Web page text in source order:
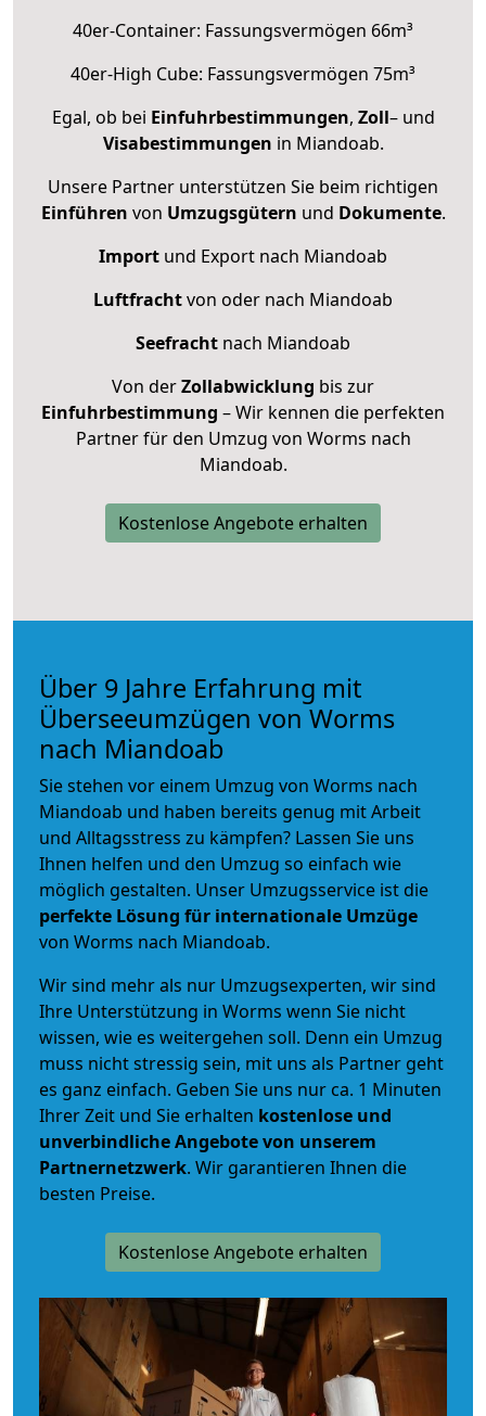
40er-Container: Fassungsvermögen 66m³
40er-High Cube: Fassungsvermögen 75m³
Egal, ob bei Einfuhrbestimmungen, Zoll– und
Visabestimmungen in Miandoab.
Unsere Partner unterstützen Sie beim richtigen
Einführen von Umzugsgütern und Dokumente.
Import und Export nach Miandoab
Luftfrachtvon oder nach Miandoab
Seefracht nach Miandoab
Von derZollabwicklung bis zur
Einfuhrbestimmung – Wir kennen die perfekten
Partner für den Umzug von Worms nach
Miandoab.
Kostenlose Angebote erhalten
Über 9 Jahre Erfahrung mit
Überseeumzügen von Worms
nach Miandoab
Sie stehen vor einem Umzug von Worms nach
Miandoab und haben bereits genug mit Arbeit
und Alltagsstress zu kämpfen? Lassen Sie uns
Ihnen helfen und den Umzug so einfach wie
möglich gestalten. Unser Umzugsservice ist die
perfekte Lösung für internationale Umzüge
von Worms nach Miandoab.
Wir sind mehr als nur Umzugsexperten, wir sind
Ihre Unterstützung in Worms wenn Sie nicht
wissen, wie es weitergehen soll. Denn ein Umzug
muss nicht stressig sein, mit uns als Partner geht
es ganz einfach. Geben Sie uns nur ca. 1 Minuten
Ihrer Zeit und Sie erhalten kostenlose und
unverbindlicheAngebote von unserem
Partnernetzwerk. Wir garantieren Ihnen die
besten Preise.
Kostenlose Angebote erhalten